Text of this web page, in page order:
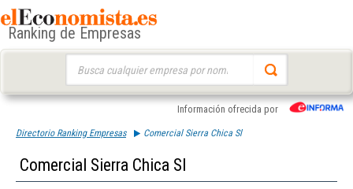
Ranking de Empresas
Información ofrecida por
Directorio Ranking Empresas Comercial Sierra Chica Sl
Comercial Sierra Chica Sl